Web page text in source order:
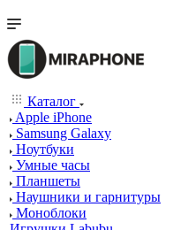
Каталог
Apple iPhone
Samsung Galaxy
Ноутбуки
Умные часы
Планшеты
Наушники и гарнитуры
Моноблоки